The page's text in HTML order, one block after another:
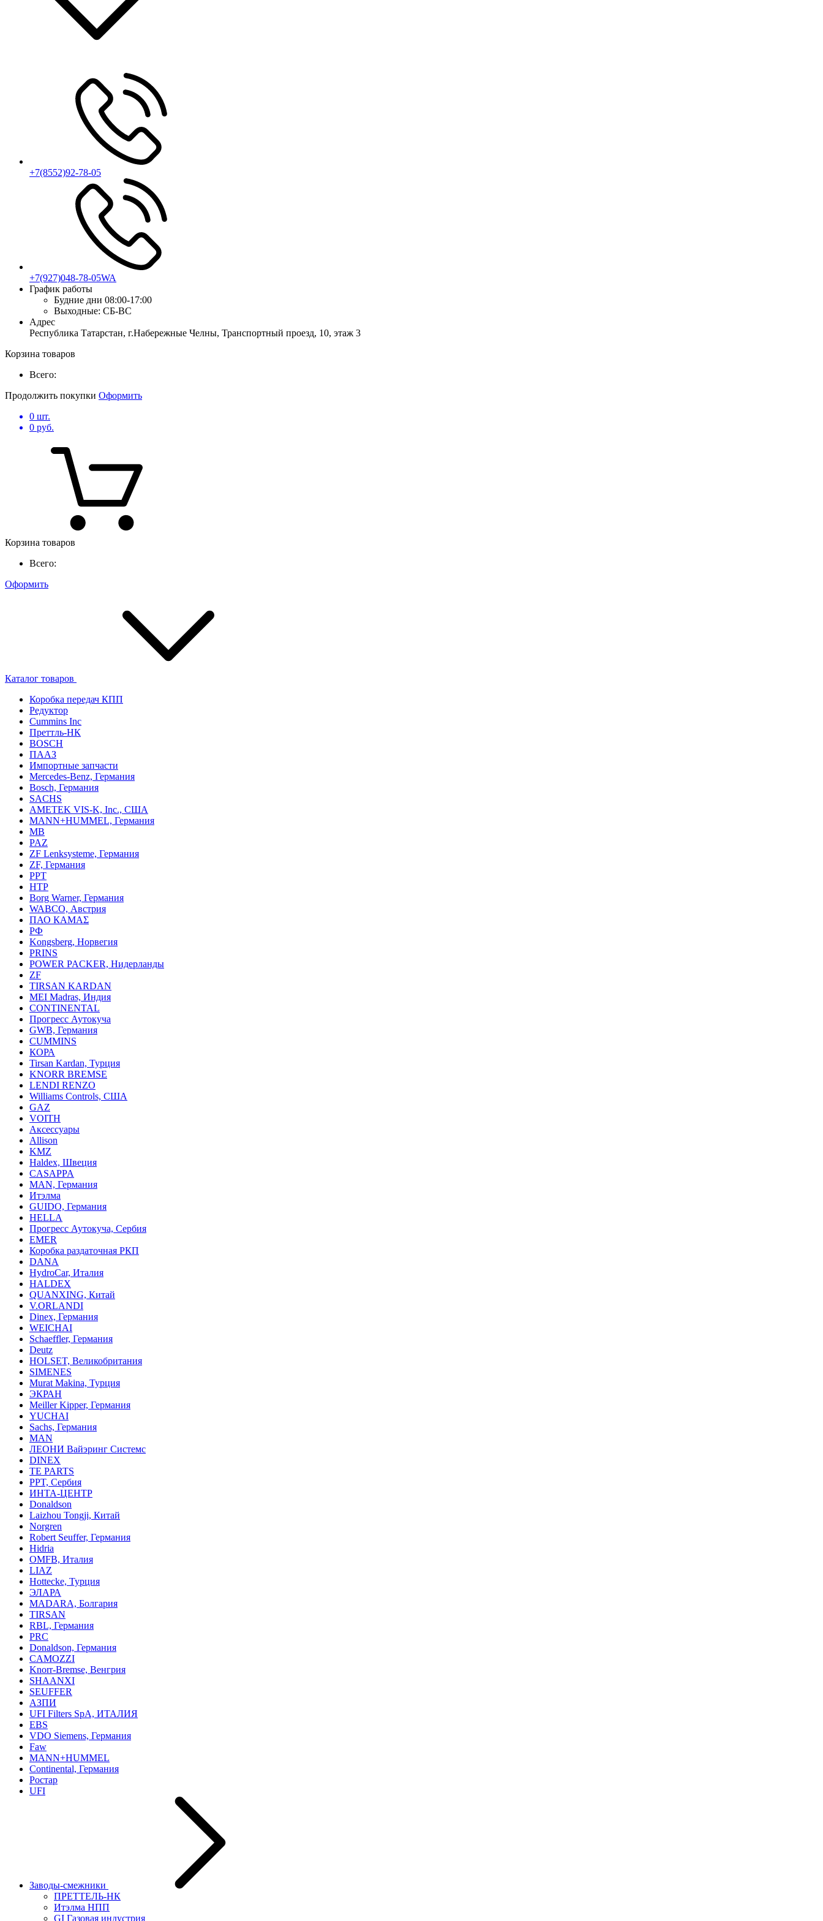
+7(8552)92-78-05
+7(927)048-78-05WA
График работы
Будние дни 08:00-17:00
Выходные: СБ-ВС
Адрес
Республика Татарстан, г.Набережные Челны, Транспортный проезд, 10, этаж 3
Корзина товаров
Всего:
Продолжить покупки Оформить
0 шт.
0 руб.
Корзина товаров
Всего:
Оформить
Каталог товаров
Коробка передач КПП
Редуктор
Cummins Inc
Преттль-НК
BOSCH
ПААЗ
Импортные запчасти
Mercedes-Benz, Германия
Bosch, Германия
SACHS
AMETEK VIS-K, Inc., США
MANN+HUMMEL, Германия
MB
PAZ
ZF Lenksysteme, Германия
ZF, Германия
PPT
HTP
Borg Warner, Германия
WABCO, Австрия
ПАО КАМАΣ
РФ
Kongsberg, Норвегия
PRINS
POWER PACKER, Нидерланды
ZF
TIRSAN KARDAN
MEI Madras, Индия
CONTINENTAL
Прогресс Аутокуча
GWB, Германия
CUMMINS
КОРА
Tirsan Kardan, Турция
KNORR BREMSE
LENDI RENZO
Williams Controls, США
GAZ
VOITH
Аксессуары
Allison
KMZ
Haldex, Швеция
CASAPPA
MAN, Германия
Итэлма
GUIDO, Германия
HELLA
Прогресс Аутокуча, Сербия
EMER
Коробка раздаточная РКП
DANA
HydroCar, Италия
HALDEX
QUANXING, Китай
V.ORLANDI
Dinex, Германия
WEICHAI
Schaeffler, Германия
Deutz
HOLSET, Великобритания
SIMENES
Murat Makina, Турция
ЭКРАН
Meiller Kipper, Германия
YUCHAI
Sachs, Германия
MAN
ЛЕОНИ Вайэринг Системс
DINEX
TE PARTS
PPT, Сербия
ИНТА-ЦЕНТР
Donaldson
Laizhou Tongji, Китай
Norgren
Robert Seuffer, Германия
Hidria
OMFB, Италия
LIAZ
Hottecke, Турция
ЭЛАРА
MADARA, Болгария
TIRSAN
RBL, Германия
PRC
Donaldson, Германия
CAMOZZI
Knorr-Bremse, Венгрия
SHAANXI
SEUFFER
АЗПИ
UFI Filters SpA, ИТАЛИЯ
EBS
VDO Siemens, Германия
Faw
MANN+HUMMEL
Continental, Германия
Ростар
UFI
Заводы-смежники
ПРЕТТЕЛЬ-НК
Итэлма НПП
GI Газовая индустрия